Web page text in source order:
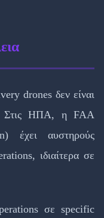
drones δεν είναι
Στις ΗΠΑ, η FAA
έχει αυστηρούς
ιδιαίτερα σε
σε specific